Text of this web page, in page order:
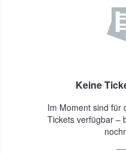
Keine
Im Moment sind für
Tickets verfügbar –